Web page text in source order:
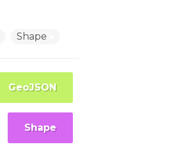
Shape
GeoJSON
Shape